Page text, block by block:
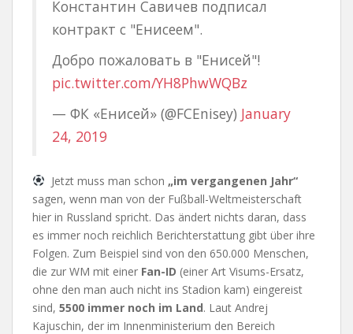
Константин Савичев подписал
контракт с "Енисеем".
Добро пожаловать в "Енисей"!
pic.twitter.com/YH8PhwWQBz
— ФК «Енисей» (@FCEnisey) January
24, 2019
Jetzt muss man schon „im vergangenen Jahr“
sagen, wenn man von der Fußball-Weltmeisterschaft
hier in Russland spricht. Das ändert nichts daran, dass
es immer noch reichlich Berichterstattung gibt über ihre
Folgen. Zum Beispiel sind von den 650.000 Menschen,
die zur WM mit einer Fan-ID (einer Art Visums-Ersatz,
ohne den man auch nicht ins Stadion kam) eingereist
sind, 5500 immer noch im Land. Laut Andrej
Kajuschin, der im Innenministerium den Bereich